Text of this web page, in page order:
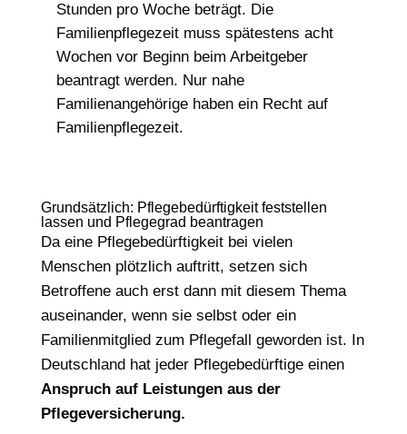
Stunden pro Woche beträgt. Die
Familienpflegezeit muss spätestens acht
Wochen vor Beginn beim Arbeitgeber
beantragt werden. Nur nahe
Familienangehörige haben ein Recht auf
Familienpflegezeit.
Grundsätzlich: Pflegebedürftigkeit feststellen
lassen und Pflegegrad beantragen
Da eine Pflegebedürftigkeit bei vielen
Menschen plötzlich auftritt, setzen sich
Betroffene auch erst dann mit diesem Thema
auseinander, wenn sie selbst oder ein
Familienmitglied zum Pflegefall geworden ist. In
Deutschland hat jeder Pflegebedürftige einen
Anspruch auf Leistungen aus der
Pflegeversicherung.